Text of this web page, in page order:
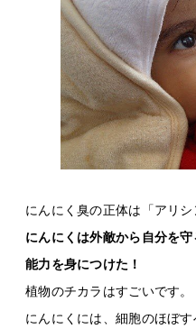
にんにく臭の正体は「アリシ
にんにくは外敵から自分を
能力を身につけた！
植物のチカラはすごいです。
にんにくには、細胞のほぼ